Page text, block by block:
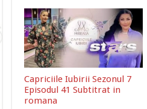
Capriciile Iubirii Sezonul 7
Episodul 41 Subtitrat in
romana